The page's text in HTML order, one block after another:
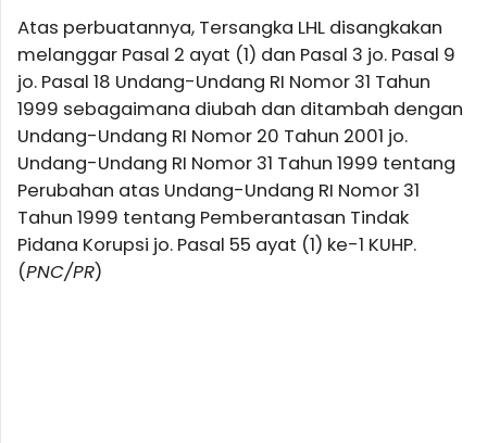
Atas perbuatannya, Tersangka LHL disangkakan
melanggar Pasal 2 ayat (1) dan Pasal 3 jo. Pasal 9
jo. Pasal 18 Undang-Undang RI Nomor 31 Tahun
1999 sebagaimana diubah dan ditambah dengan
Undang-Undang RI Nomor 20 Tahun 2001 jo.
Undang-Undang RI Nomor 31 Tahun 1999 tentang
Perubahan atas Undang-Undang RI Nomor 31
Tahun 1999 tentang Pemberantasan Tindak
Pidana Korupsi jo. Pasal 55 ayat (1) ke-1 KUHP.
(PNC/PR)